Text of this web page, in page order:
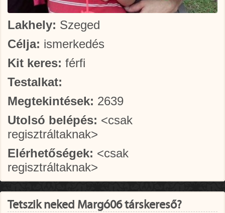
Lakhely: Szeged
Célja: ismerkedés
Kit keres: férfi
Testalkat:
Megtekintések: 2639
Utolsó belépés: <csak
regisztráltaknak>
Elérhetőségek: <csak
regisztráltaknak>
Tetszik neked Margó06 társkereső?